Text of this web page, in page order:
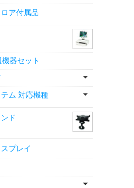
ア付属品
器セット
ム 対応機種
ド
プレイ